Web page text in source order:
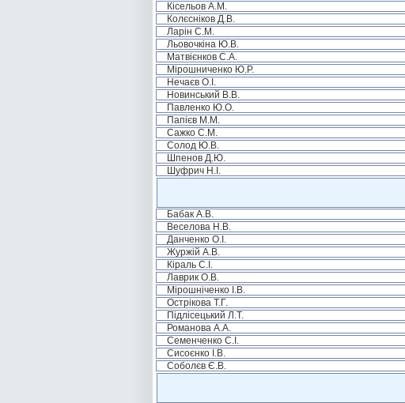
Кісельов А.М.
Колєсніков Д.В.
Ларін С.М.
Льовочкіна Ю.В.
Матвієнков С.А.
Мірошниченко Ю.Р.
Нечаєв О.І.
Новинський В.В.
Павленко Ю.О.
Папієв М.М.
Сажко С.М.
Солод Ю.В.
Шпенов Д.Ю.
Шуфрич Н.І.
Бабак А.В.
Веселова Н.В.
Данченко О.І.
Журжій А.В.
Кіраль С.І.
Лаврик О.В.
Мірошніченко І.В.
Острікова Т.Г.
Підлісецький Л.Т.
Романова А.А.
Семенченко С.І.
Сисоєнко І.В.
Соболєв Є.В.